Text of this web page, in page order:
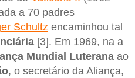
a 70 padres
Schultz encaminhou tal
[3]. Em 1969, na a
Mundial Luterana ao
, o secretário da Aliança,